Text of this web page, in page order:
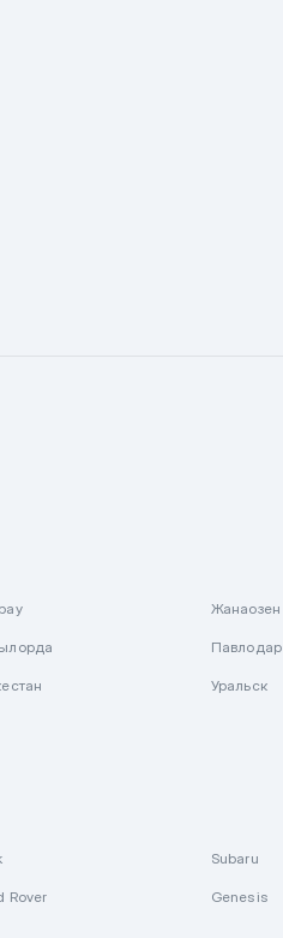
Жанаозен
Павлодар
Уральск
Subaru
Rover Genesis